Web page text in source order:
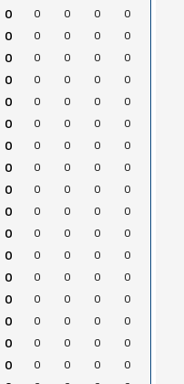
0 0 0 0
0
0 0 0 0
0
0 0 0 0
0
0 0 0 0
0
0 0 0 0
0
0 0 0 0
0
0 0 0 0
0
0 0 0 0
0
0 0 0 0
0
0 0 0 0
0
0 0 0 0
0
0 0 0 0
0
0 0 0 0
0
0 0 0 0
0
0 0 0 0
0
0 0 0 0
0
0 0 0 0
0